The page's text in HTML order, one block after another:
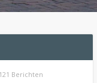
Berichten